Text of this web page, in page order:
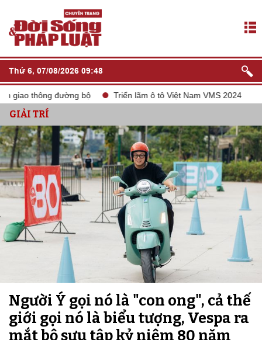
Thứ 6, 07/08/2026 09:48
bộ Triển lãm ô tô Việt Nam VMS 2024 tắt sóng 2G
GIẢI TRÍ
Người Ý gọi nó là "con ong", cả thế
giới gọi nó là biểu tượng, Vespa ra
mắt bộ sưu tập kỷ niệm 80 năm